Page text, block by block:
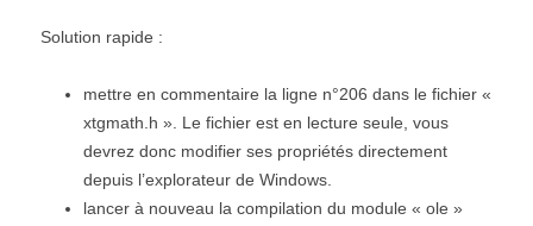
Solution rapide :
mettre en commentaire la ligne n°206 dans le fichier «
xtgmath.h ». Le fichier est en lecture seule, vous
devrez donc modifier ses propriétés directement
depuis l’explorateur de Windows.
lancer à nouveau la compilation du module « ole »